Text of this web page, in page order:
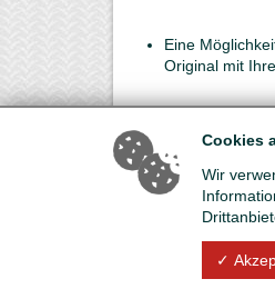
Eine
Original mit
1. herunterladen
2. drucken
3. ausfüllen
5. per Post an
Cookies
Wir
✓